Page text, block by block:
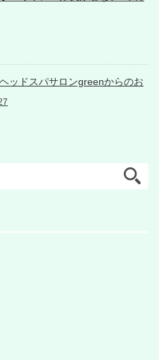
ッドスパサロンgreenからのお